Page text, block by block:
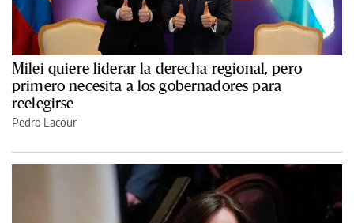
Milei quiere liderar la derecha regional, pero
primero necesita a los gobernadores para
reelegirse
Pedro Lacour